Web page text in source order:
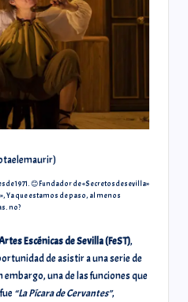
1971. 😊 Fundador de «Secretosdesevilla»
Ya que estamos de paso, al menos
no?
Escénicas de Sevilla (FeST),
de asistir a una serie de
una de las funciones que
“La Pícara de Cervantes”,